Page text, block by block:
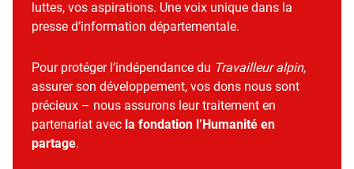
luttes, vos aspirations. Une voix unique dans la
presse d’information départementale.
Pour protéger l’indépendance du Travailleur alpin,
assurer son développement, vos dons nous sont
précieux – nous assurons leur traitement en
partenariat avec la fondation l’Humanité en
partage.